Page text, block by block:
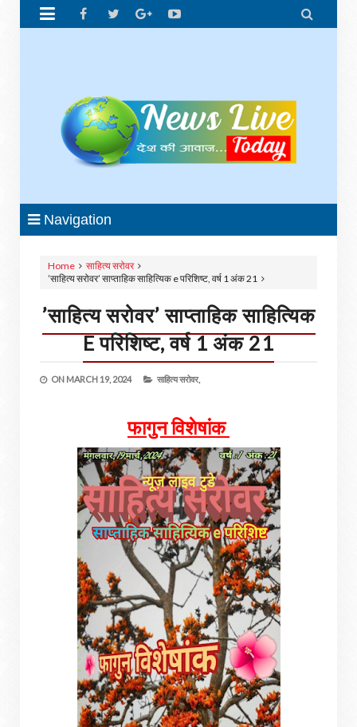
 
Navigation
Home
साहित्य सरोवर
’साहित्य सरोवर’ साप्ताहिक साहित्यिक e परिशिष्ट, वर्ष 1 अंक 21
’साहित्य सरोवर’ साप्ताहिक साहित्यिक
E परिशिष्ट, वर्ष 1 अंक 21
ON MARCH 19, 2024 साहित्य सरोवर,
फागुन विशेषांक